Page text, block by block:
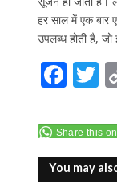
हर साल में एक बार
उपलब्ध होती है, जो
F
e
b
o
T
Share this
You may